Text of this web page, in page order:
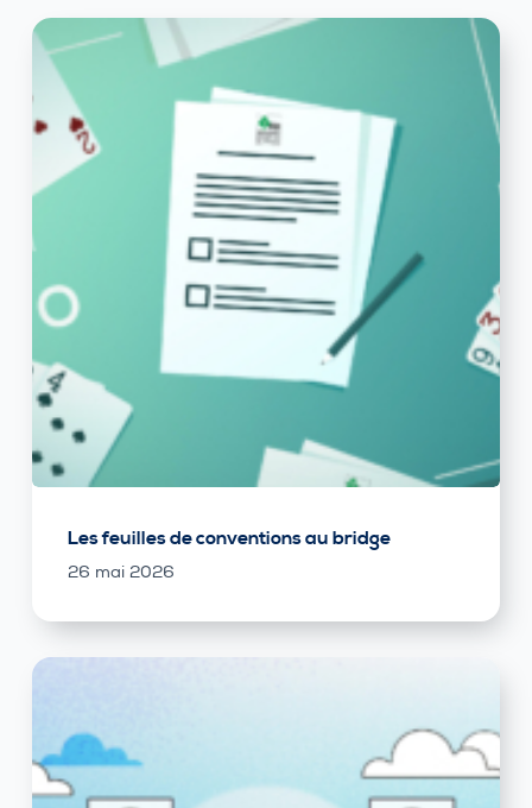
Les feuilles de conventions au bridge
26 mai 2026